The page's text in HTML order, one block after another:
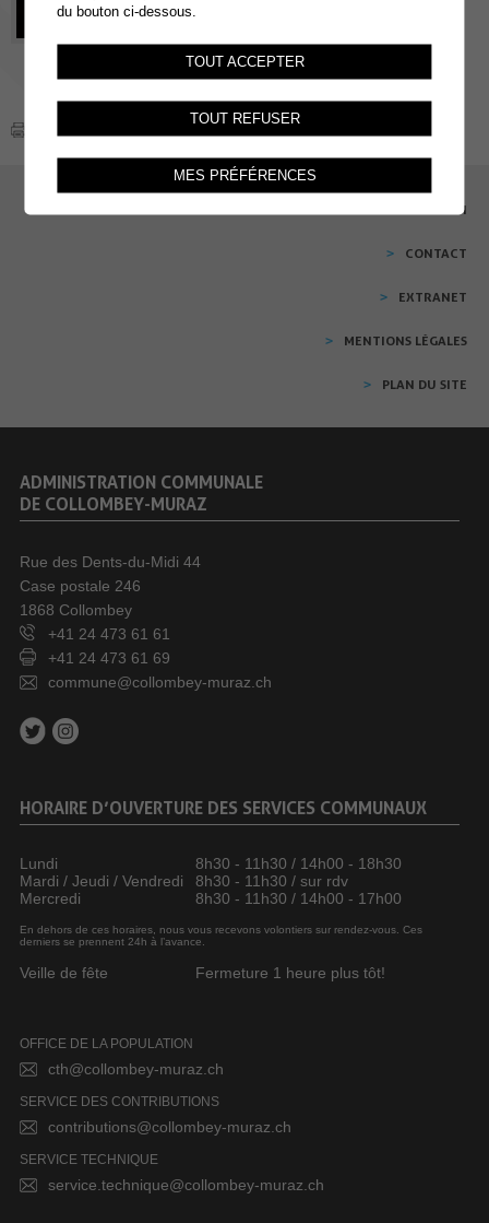
EMPLOI
CONTACT
EXTRANET
MENTIONS LÉGALES
PLAN DU SITE
ADMINISTRATION COMMUNALE
DE COLLOMBEY-MURAZ
Rue des Dents-du-Midi 44
Case postale 246
1868 Collombey
+41 24 473 61 61
+41 24 473 61 69
commune@collombey-muraz.ch
HORAIRE D’OUVERTURE DES SERVICES COMMUNAUX
Lundi
8h30 - 11h30 / 14h00 - 18h30
Mardi / Jeudi / Vendredi
8h30 - 11h30 / sur rdv
Mercredi
8h30 - 11h30 / 14h00 - 17h00
En dehors de ces horaires, nous vous recevons volontiers sur rendez-vous. Ces
derniers se prennent 24h à l’avance.
Veille de fête Fermeture 1 heure plus tôt!
OFFICE DE LA POPULATION
cth@collombey-muraz.ch
SERVICE DES CONTRIBUTIONS
contributions@collombey-muraz.ch
SERVICE TECHNIQUE
service.technique@collombey-muraz.ch
du bouton ci-dessous.
TOUT ACCEPTER
TOUT REFUSER
MES PRÉFÉRENCES